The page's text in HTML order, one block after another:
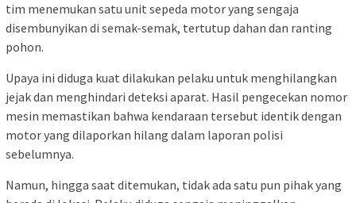
tim menemukan satu unit sepeda motor yang sengaja
disembunyikan di semak-semak, tertutup dahan dan ranting
pohon.
Upaya ini diduga kuat dilakukan pelaku untuk menghilangkan
jejak dan menghindari deteksi aparat. Hasil pengecekan nomor
mesin memastikan bahwa kendaraan tersebut identik dengan
motor yang dilaporkan hilang dalam laporan polisi
sebelumnya.
Namun, hingga saat ditemukan, tidak ada satu pun pihak yang